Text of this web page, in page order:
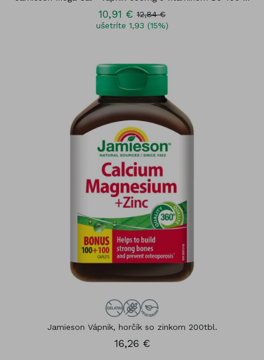
10,91 € 12,84 €
ušetríte 1,93 (15%)
Jamieson Vápnik, horčík so zinkom 200tbl.
16,26 €